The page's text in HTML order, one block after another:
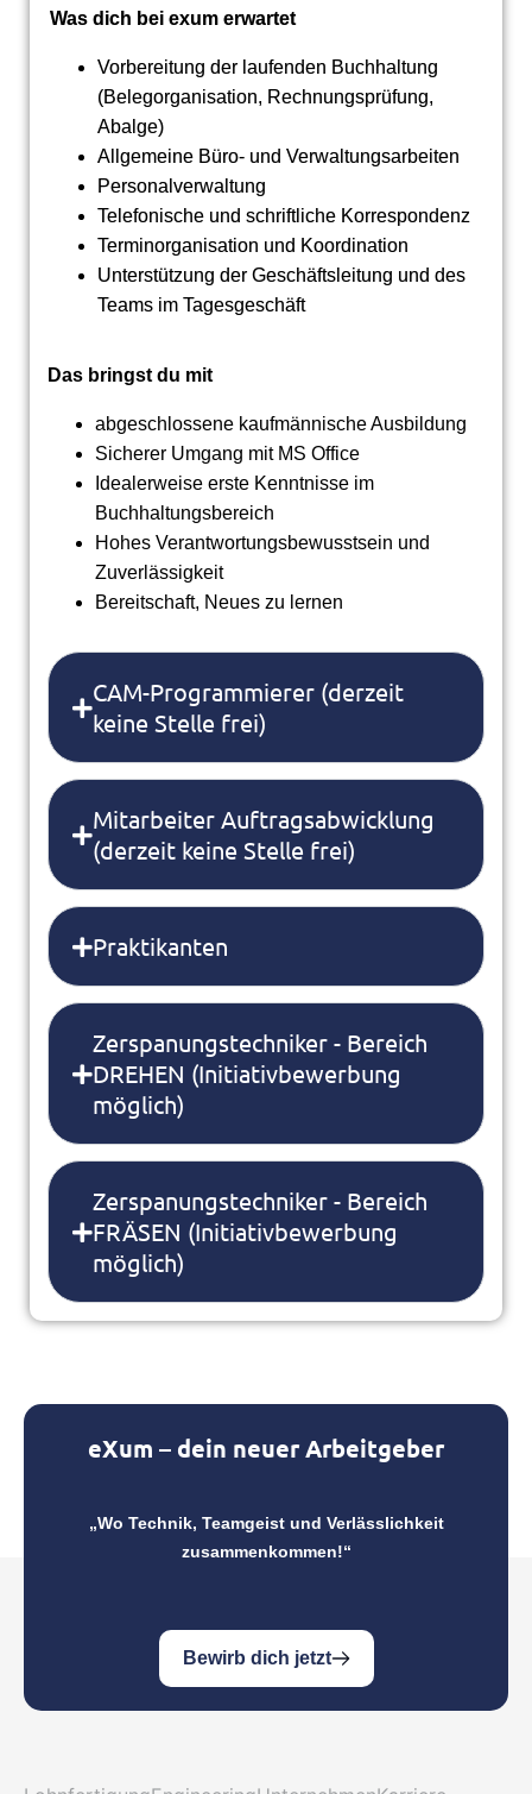
Was dich bei exum erwartet
Vorbereitung der laufenden Buchhaltung
(Belegorganisation, Rechnungsprüfung,
Abalge)
Allgemeine Büro- und Verwaltungsarbeiten
Personalverwaltung
Telefonische und schriftliche Korrespondenz
Terminorganisation und Koordination
Unterstützung der Geschäftsleitung und des
Teams im Tagesgeschäft
Das bringst du mit
abgeschlossene kaufmännische Ausbildung
Sicherer Umgang mit MS Office
Idealerweise erste Kenntnisse im
Buchhaltungsbereich
Hohes Verantwortungsbewusstsein und
Zuverlässigkeit
Bereitschaft, Neues zu lernen
CAM-Programmierer (derzeit
keine Stelle frei)
Mitarbeiter Auftragsabwicklung
(derzeit keine Stelle frei)
Praktikanten
Zerspanungstechniker - Bereich
DREHEN (Initiativbewerbung
möglich)
Zerspanungstechniker - Bereich
FRÄSEN (Initiativbewerbung
möglich)
eXum – dein neuer Arbeitgeber
„Wo Technik, Teamgeist und Verlässlichkeit
zusammenkommen!“
Bewirb dich jetzt